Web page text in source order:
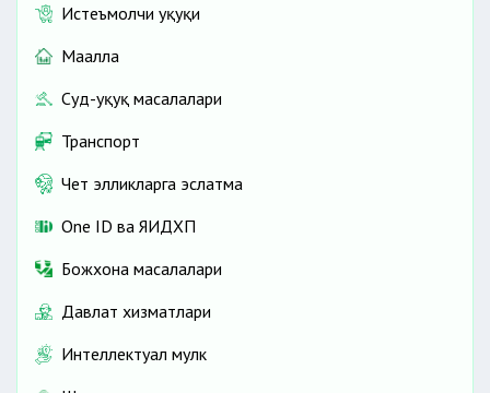
Истеъмолчи ҳуқуқи
Маҳалла
Суд-ҳуқуқ масалалари
Транспорт
Чет элликларга эслатма
One ID ва ЯИДХП
Божхона масалалари
Давлат хизматлари
Интеллектуал мулк